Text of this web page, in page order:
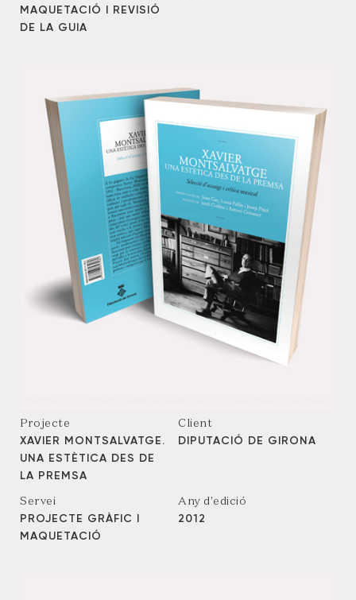
MAQUETACIÓ I REVISIÓ
DE LA GUIA
Projecte
XAVIER MONTSALVATGE.
UNA ESTÈTICA DES DE
LA PREMSA
Client
DIPUTACIÓ DE GIRONA
Servei
PROJECTE GRÀFIC I
MAQUETACIÓ
Any d'edició
2012